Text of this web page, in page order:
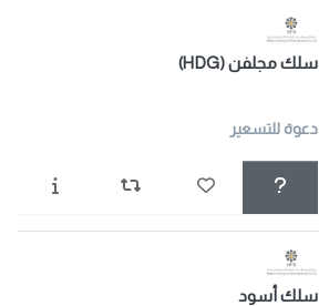
سلك مجلفن (HDG)
دعوة للتسعير
سلك أسود